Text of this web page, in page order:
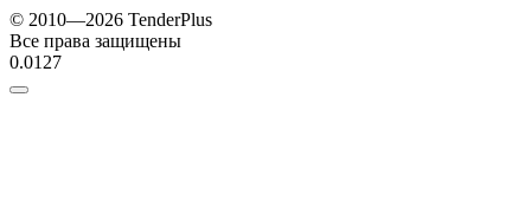
© 2010—2026 TenderPlus
Все права защищены
0.0127